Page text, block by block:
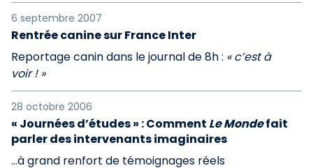
6 septembre 2007
Rentrée canine sur France Inter
Reportage canin dans le journal de 8h : « c’est à
voir ! »
28 octobre 2006
« Journées d’études » : Comment Le Mondefait
parler des intervenants imaginaires
...à grand renfort de témoignages réels